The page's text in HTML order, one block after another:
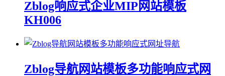
Zblog响应式企业MIP网站模板
KH006
Zblog导航网站模板多功能响应式网